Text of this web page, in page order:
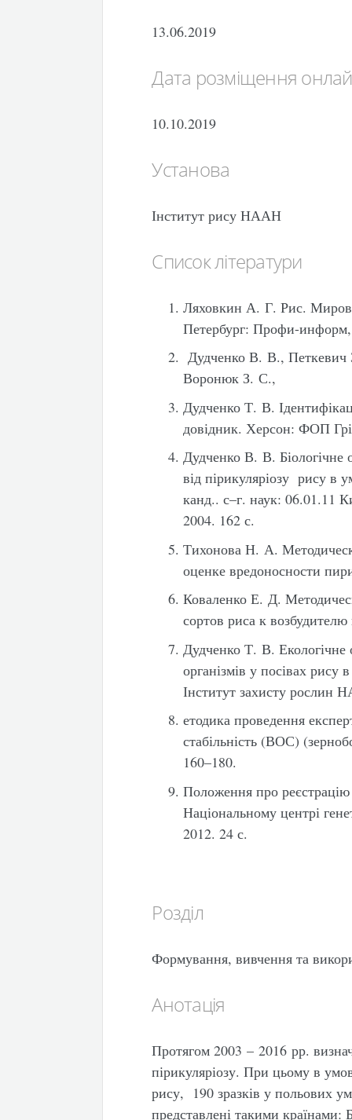
13.06.2019
Дата розміщення
10.10.2019
Установа
Інститут рису НААН
Список літератури
Ляховкин А. Г. Рис.
Петербург: Профи-
Дудченко В. В.,
Воронюк З. С.,
Дудченко Т. В.
довідник. Херсон: ФОП
Дудченко В. В. Біологічне
від пірикуляріозу рису в
канд.. с–г. наук: 06.01.11
2004. 162 с.
Тихонова Н. А.
оценке вредоносности
Коваленко Е. Д.
сортов риса к
Дудченко Т. В.
організмів у посівах
Інститут захисту рослин
етодика проведення
стабільність (ВОС)
160–180.
Положення про
Національному центрі
2012. 24 с.
Розділ
Формування, вивчення та
Анотація
Протягом 2003 – 2016 рр.
пірикуляріозу. При цьому в
рису, 190 зразків у польових
представлені такими країнами: